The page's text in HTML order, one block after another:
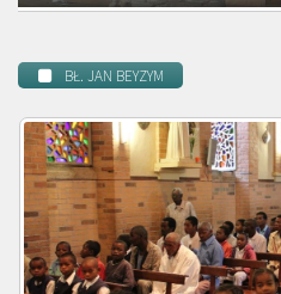
BŁ. JAN BEYZYM